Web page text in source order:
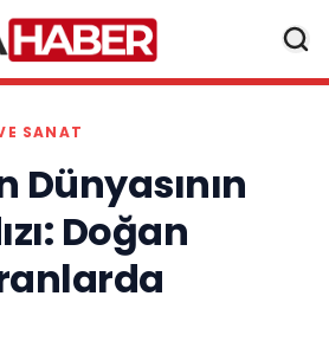
SANAT
Dünyasının
Doğan